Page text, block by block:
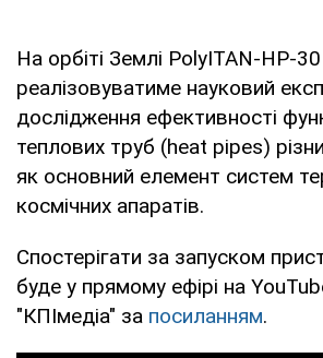
На орбіті Землі PolyITAN-HP-30
реалізовуватиме науковий
дослідження ефективності
теплових труб (heat pipes)
як основний елемент систем
космічних апаратів.
Спостерігати за запуском
буде у прямому ефірі на
"КПІмедіа" за посиланням.